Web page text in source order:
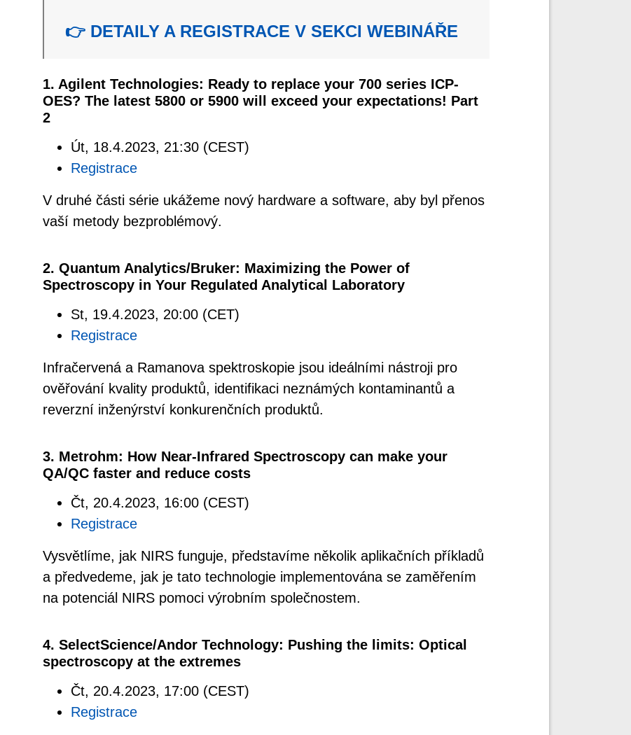
👉 DETAILY A REGISTRACE V SEKCI WEBINÁŘE
1. Agilent Technologies: Ready to replace your 700 series ICP-
OES? The latest 5800 or 5900 will exceed your expectations! Part
2
Út, 18.4.2023, 21:30 (CEST)
Registrace
V druhé části série ukážeme nový hardware a software, aby byl přenos
vaší metody bezproblémový.
2. Quantum Analytics/Bruker: Maximizing the Power of
Spectroscopy in Your Regulated Analytical Laboratory
St, 19.4.2023, 20:00 (CET)
Registrace
Infračervená a Ramanova spektroskopie jsou ideálními nástroji pro
ověřování kvality produktů, identifikaci neznámých kontaminantů a
reverzní inženýrství konkurenčních produktů.
3. Metrohm: How Near-Infrared Spectroscopy can make your
QA/QC faster and reduce costs
Čt, 20.4.2023, 16:00 (CEST)
Registrace
Vysvětlíme, jak NIRS funguje, představíme několik aplikačních příkladů
a předvedeme, jak je tato technologie implementována se zaměřením
na potenciál NIRS pomoci výrobním společnostem.
4. SelectScience/Andor Technology: Pushing the limits: Optical
spectroscopy at the extremes
Čt, 20.4.2023, 17:00 (CEST)
Registrace